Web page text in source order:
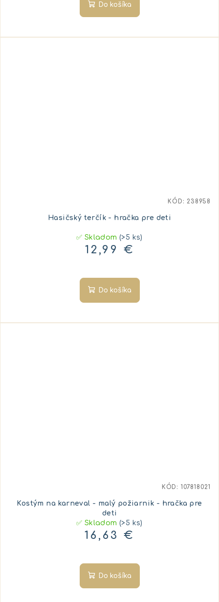
Do košíka
Hasičský terčík - hračka pre deti
✅ Skladom(>5 ks)
12,99 €
Do košíka
KÓD: 238958
Kostým na karneval - malý požiarnik - hračka pre
deti
✅ Skladom(>5 ks)
16,63 €
Do košíka
KÓD: 107818021